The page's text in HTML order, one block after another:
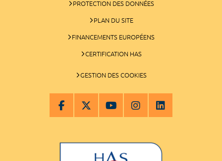
PROTECTION DES DONNÉES
PLAN DU SITE
FINANCEMENTS EUROPÉENS
CERTIFICATION HAS
GESTION DES COOKIES